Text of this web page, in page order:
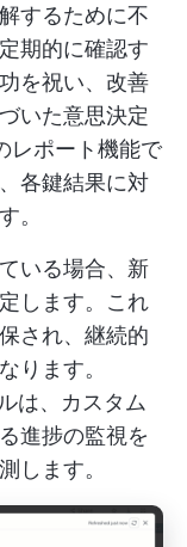
するために不
期的に確認す
を祝い、改善
いた意思決定
レポート機能で
各鍵結果に対
。
いる場合、新
します。これ
され、継続的
ります。
は、カスタム
進捗の監視を
します。